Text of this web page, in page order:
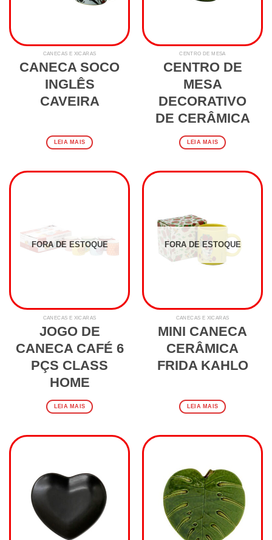
CANECAS E XÍCARAS
CANECA SOCO
INGLÊS
CAVEIRA
LEIA MAIS
CENTRO DE MESA
CENTRO DE
MESA
DECORATIVO
DE CERÂMICA
LEIA MAIS
FORA DE ESTOQUE
CANECAS E XÍCARAS
JOGO DE
CANECA CAFÉ 6
PÇS CLASS
HOME
LEIA MAIS
FORA DE ESTOQUE
CANECAS E XÍCARAS
MINI CANECA
CERÂMICA
FRIDA KAHLO
LEIA MAIS